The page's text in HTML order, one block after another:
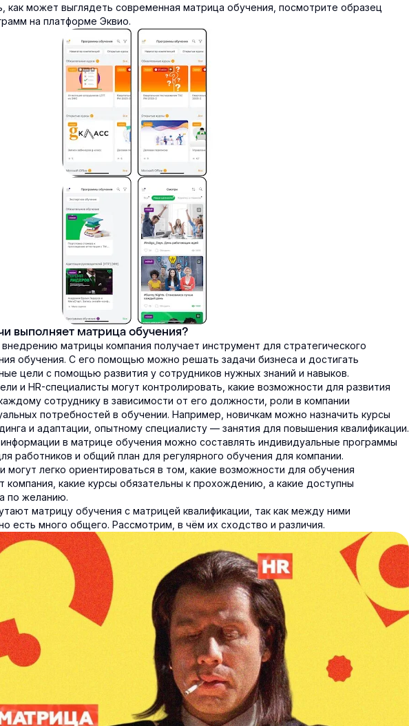
как может выглядеть современная матрица обучения, посмотрите образец
на платформе Эквио.
выполняет матрица обучения?
матрицы компания получает инструмент для стратегического
обучения. С его помощью можно решать задачи бизнеса и достигать
цели с помощью развития у сотрудников нужных знаний и навыков.
и HR-специалисты могут контролировать, какие возможности для развития
сотруднику в зависимости от его должности, роли в компании
потребностей в обучении. Например, новичкам можно назначить курсы
и адаптации, опытному специалисту — занятия для повышения квалификации.
в матрице обучения можно составлять индивидуальные программы
работников и общий план для регулярного обучения для компании.
могут легко ориентироваться в том, какие возможности для обучения
компания, какие курсы обязательны к прохождению, а какие доступны
по желанию.
матрицу обучения с матрицей квалификации, так как между ними
есть много общего. Рассмотрим, в чём их сходство и различия.